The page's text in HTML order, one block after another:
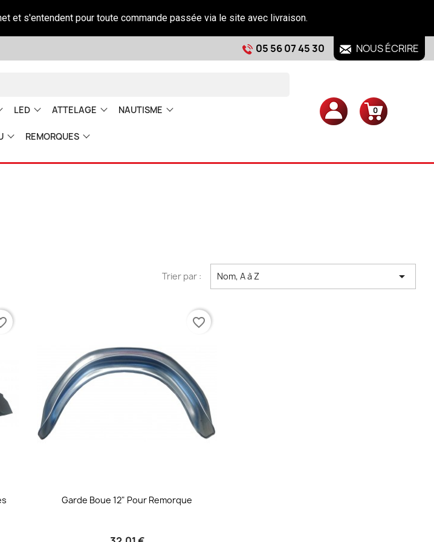
et s'entendent pour toute commande passée via le site avec livraison.
05 56 07 45 30 NOUS ÉCRIRE
LED ATTELAGE NAUTISME
REMORQUES
0
Trier par : Nom, A à Z 
Garde Boue 12" Pour Remorque
favorite_border